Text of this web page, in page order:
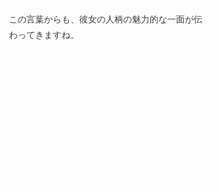
この言葉からも、彼女の人柄の魅力的な一面が伝
わってきますね。